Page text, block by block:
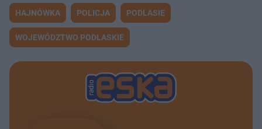
HAJNÓWKA POLICJA PODLASIE
WOJEWÓDZTWO PODLASKIE